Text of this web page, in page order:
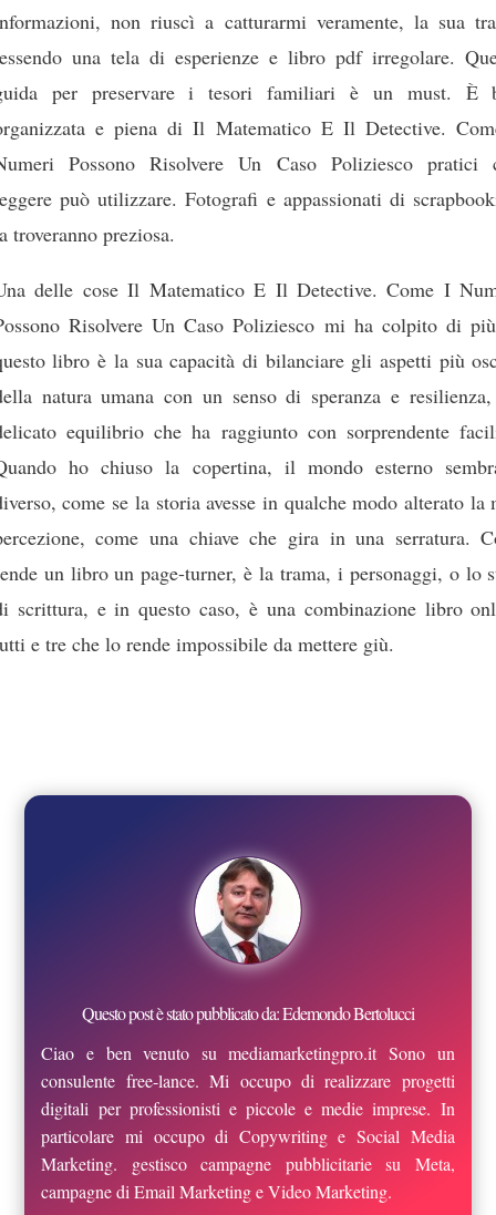
non riuscì a catturarmi veramente, la sua
una tela di esperienze e libro pdf irregolare.
per preservare i tesori familiari è un must. È
e piena di Il Matematico E Il Detective.
Possono Risolvere Un Caso Poliziesco pratici
può utilizzare. Fotografi e appassionati di
troveranno preziosa.
delle cose Il Matematico E Il Detective. Come I
Risolvere Un Caso Poliziesco mi ha colpito di
libro è la sua capacità di bilanciare gli aspetti più
natura umana con un senso di speranza e
equilibrio che ha raggiunto con sorprendente
ho chiuso la copertina, il mondo esterno
come se la storia avesse in qualche modo alterato la
come una chiave che gira in una serratura.
un libro un page-turner, è la trama, i personaggi, o lo
scrittura, e in questo caso, è una combinazione libro
e tre che lo rende impossibile da mettere giù.
Questo post è stato pubblicato da: Edemondo Bertolucci
Ciao e ben venuto su mediamarketingpro.it Sono un
consulente free-lance. Mi occupo di realizzare progetti
digitali per professionisti e piccole e medie imprese. In
particolare mi occupo di Copywriting e Social Media
Marketing. gestisco campagne pubblicitarie su Meta,
campagne di Email Marketing e Video Marketing.